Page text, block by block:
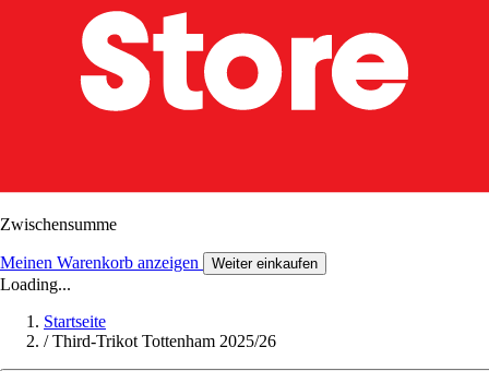
Zwischensumme
Meinen Warenkorb anzeigen Weiter einkaufen
Loading...
Startseite
/ Third-Trikot Tottenham 2025/26